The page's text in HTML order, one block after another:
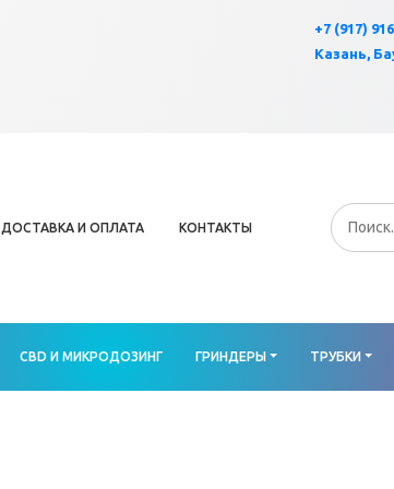
+7 (917)
Казань,
ДОСТАВКА И ОПЛАТА КОНТАКТЫ
CBD И МИКРОДОЗИНГ ГРИНДЕРЫ ТРУБКИ